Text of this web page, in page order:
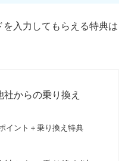
入力してもらえる特典は
社からの乗り換え
イント＋乗り換え特典